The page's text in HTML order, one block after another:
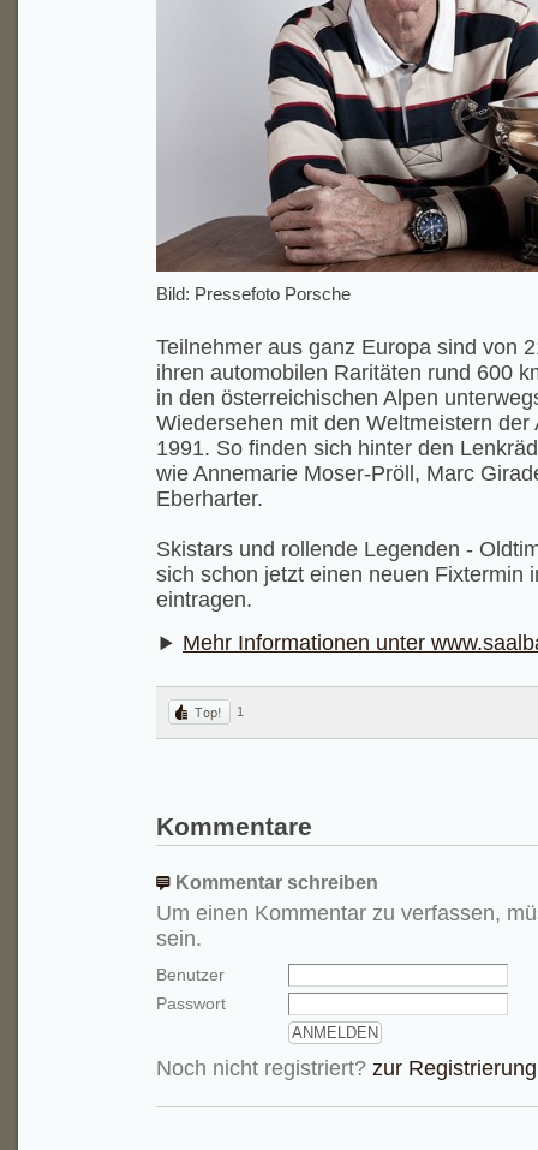
Bild: Pressefoto Porsche
Teilnehmer aus ganz Europa sind von
ihren automobilen Raritäten rund 600
in den österreichischen Alpen
Wiedersehen mit den Weltmeistern der
1991. So finden sich hinter den
wie Annemarie Moser-Pröll, Marc
Eberharter.
Skistars und rollende Legenden -
sich schon jetzt einen neuen Fixtermin
eintragen.
Mehr Informationen unter
1
Kommentare
Kommentar schreiben
Um einen Kommentar zu verfassen,
sein.
Benutzer
Passwort
Noch nicht registriert? zur Registrierung